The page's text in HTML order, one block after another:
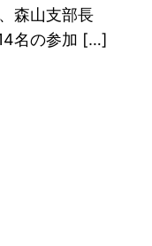
森山支部長
名の参加 […]